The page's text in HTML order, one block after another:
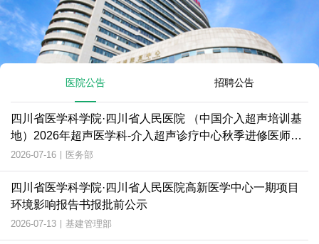
医院公告 招聘公告
四川省医学科学院·四川省人民医院 （中国介入超声培训基
地）2026年超声医学科-介入超声诊疗中心秋季进修医师招
生简章
2026-07-16 | 医务部
四川省医学科学院·四川省人民医院高新医学中心一期项目
环境影响报告书报批前公示
2026-07-13 | 基建管理部